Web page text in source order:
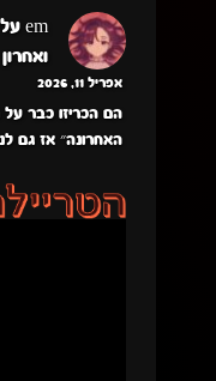
em
אפריל 11, 2026
הם הכריזו כבר
האחרונה״ אז גם